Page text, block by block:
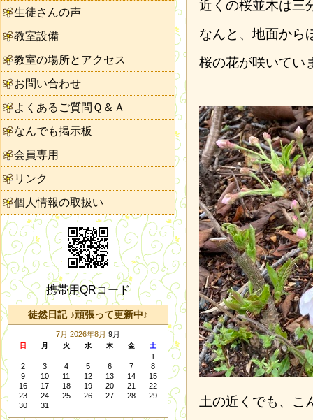
近くの桜並木は三
なんと、地面から
桜の花が咲いてい
土の近くでも、こ
生徒さんの声
教室設備
教室の場所とアクセス
お問い合わせ
よくあるご質問Ｑ＆Ａ
なんでも掲示板
会員専用
リンク
個人情報の取扱い
携帯用QRコード
徒然日記 ♪頑張って更新中♪
7月 2026年8月 9月
日 月 火 水 木 金 土
1
2
3 4 5 6 7
8
9
10 11 12 13 14
15
16
17 18 19 20 21
22
23
24 25 26 27 28
29
30
31